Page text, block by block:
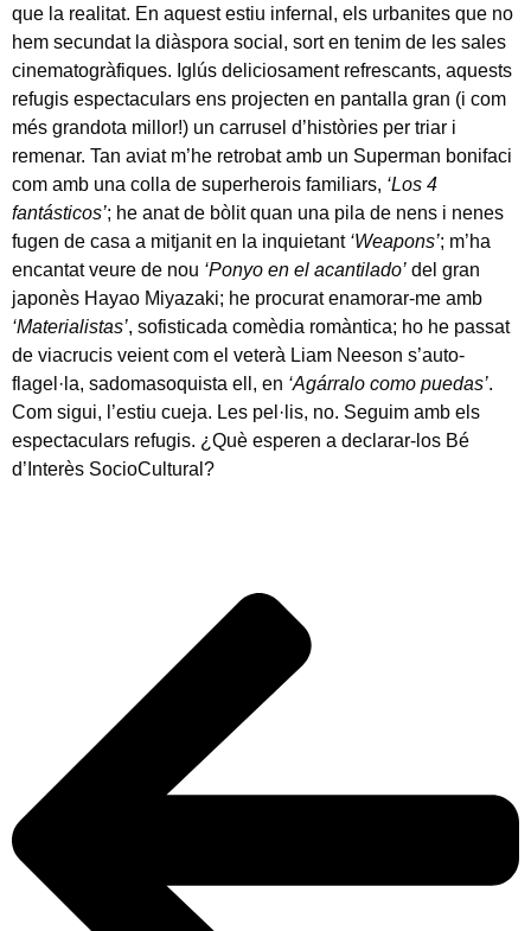
que la realitat. En aquest estiu infernal, els urbanites que no
hem secundat la diàspora social, sort en tenim de les sales
cinematogràfiques. Iglús deliciosament refrescants, aquests
refugis espectaculars ens projecten en pantalla gran (i com
més grandota millor!) un carrusel d’històries per triar i
remenar. Tan aviat m’he retrobat amb un Superman bonifaci
com amb una colla de superherois familiars, ‘Los 4
fantásticos’; he anat de bòlit quan una pila de nens i nenes
fugen de casa a mitjanit en la inquietant ‘Weapons’; m’ha
encantat veure de nou ‘Ponyo en el acantilado’ del gran
japonès Hayao Miyazaki; he procurat enamorar-me amb
‘Materialistas’, sofisticada comèdia romàntica; ho he passat
de viacrucis veient com el veterà Liam Neeson s’auto-
flagel·la, sadomasoquista ell, en ‘Agárralo como puedas’.
Com sigui, l’estiu cueja. Les pel·lis, no. Seguim amb els
espectaculars refugis. ¿Què esperen a declarar-los Bé
d’Interès SocioCultural?